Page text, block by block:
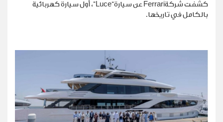
كشفت شركةFerrari عن سيارة“Luce”، أول سيارة كهربائية
بالكامل في تاريخها.